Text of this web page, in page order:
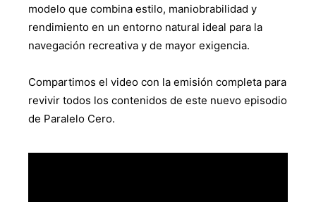
modelo que combina estilo, maniobrabilidad y
rendimiento en un entorno natural ideal para la
navegación recreativa y de mayor exigencia.
Compartimos el video con la emisión completa para
revivir todos los contenidos de este nuevo episodio
de Paralelo Cero.